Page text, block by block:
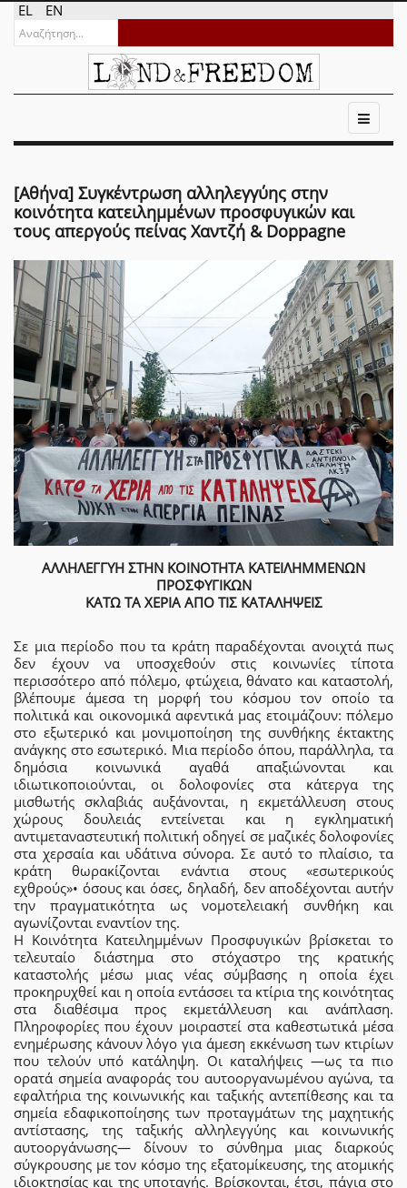
EL EN
[Αθήνα] Συγκέντρωση αλληλεγγύης στην
κοινότητα κατειλημμένων προσφυγικών και
τους απεργούς πείνας Χαντζή & Doppagne
ΑΛΛΗΛΕΓΓΥΗ ΣΤΗΝ ΚΟΙΝΟΤΗΤΑ ΚΑΤΕΙΛΗΜΜΕΝΩΝ
ΠΡΟΣΦΥΓΙΚΩΝ
ΚΑΤΩ ΤΑ ΧΕΡΙΑ ΑΠΟ ΤΙΣ ΚΑΤΑΛΗΨΕΙΣ
Σε μια περίοδο που τα κράτη παραδέχονται ανοιχτά πως
δεν έχουν να υποσχεθούν στις κοινωνίες τίποτα
περισσότερο από πόλεμο, φτώχεια, θάνατο και καταστολή,
βλέπουμε άμεσα τη μορφή του κόσμου τον οποίο τα
πολιτικά και οικονομικά αφεντικά μας ετοιμάζουν: πόλεμο
στο εξωτερικό και μονιμοποίηση της συνθήκης έκτακτης
ανάγκης στο εσωτερικό. Μια περίοδο όπου, παράλληλα, τα
δημόσια κοινωνικά αγαθά απαξιώνονται και
ιδιωτικοποιούνται, οι δολοφονίες στα κάτεργα της
μισθωτής σκλαβιάς αυξάνονται, η εκμετάλλευση στους
χώρους δουλειάς εντείνεται και η εγκληματική
αντιμεταναστευτική πολιτική οδηγεί σε μαζικές δολοφονίες
στα χερσαία και υδάτινα σύνορα. Σε αυτό το πλαίσιο, τα
κράτη θωρακίζονται ενάντια στους «εσωτερικούς
εχθρούς»• όσους και όσες, δηλαδή, δεν αποδέχονται αυτήν
την πραγματικότητα ως νομοτελειακή συνθήκη και
αγωνίζονται εναντίον της.
Η Κοινότητα Κατειλημμένων Προσφυγικών βρίσκεται το
τελευταίο διάστημα στο στόχαστρο της κρατικής
καταστολής μέσω μιας νέας σύμβασης η οποία έχει
προκηρυχθεί και η οποία εντάσσει τα κτίρια της κοινότητας
στα διαθέσιμα προς εκμετάλλευση και ανάπλαση.
Πληροφορίες που έχουν μοιραστεί στα καθεστωτικά μέσα
ενημέρωσης κάνουν λόγο για άμεση εκκένωση των κτιρίων
που τελούν υπό κατάληψη. Οι καταλήψεις —ως τα πιο
ορατά σημεία αναφοράς του αυτοοργανωμένου αγώνα, τα
εφαλτήρια της κοινωνικής και ταξικής αντεπίθεσης και τα
σημεία εδαφικοποίησης των προταγμάτων της μαχητικής
αντίστασης, της ταξικής αλληλεγγύης και κοινωνικής
αυτοοργάνωσης— δίνουν το σύνθημα μιας διαρκούς
σύγκρουσης με τον κόσμο της εξατομίκευσης, της ατομικής
ιδιοκτησίας και της υποταγής. Βρίσκονται, έτσι, πάγια στο